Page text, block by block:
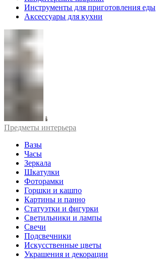
Инструменты для приготовления еды
Аксессуары для кухни
Предметы интерьера
Вазы
Часы
Зеркала
Шкатулки
Фоторамки
Горшки и кашпо
Картины и панно
Статуэтки и фигурки
Светильники и лампы
Свечи
Подсвечники
Искусственные цветы
Украшения и декорации